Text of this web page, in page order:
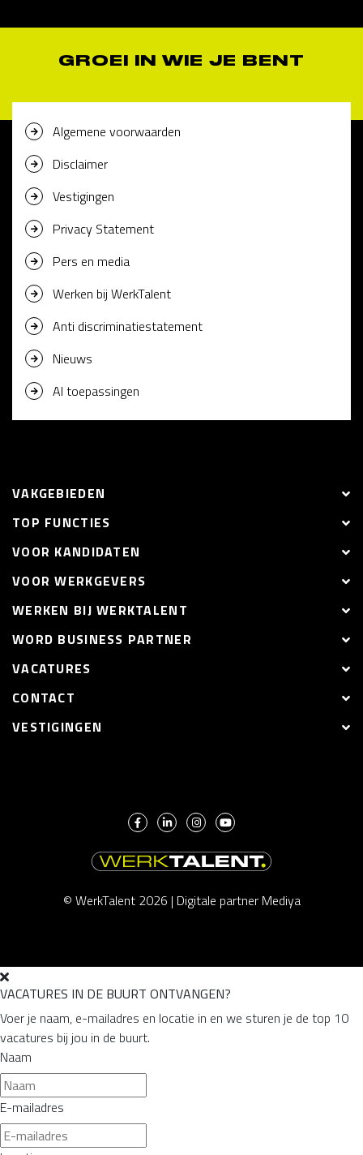
GROEI IN WIE JE BENT
Algemene voorwaarden
Disclaimer
Vestigingen
Privacy Statement
Pers en media
Werken bij WerkTalent
Anti discriminatiestatement
Nieuws
AI toepassingen
VAKGEBIEDEN
TOP FUNCTIES
VOOR KANDIDATEN
VOOR WERKGEVERS
WERKEN BIJ WERKTALENT
WORD BUSINESS PARTNER
VACATURES
CONTACT
VESTIGINGEN
© WerkTalent 2026 | Digitale partner Mediya
VACATURES IN DE BUURT ONTVANGEN?
Voer je naam, e-mailadres en locatie in en we sturen je de top 10
vacatures bij jou in de buurt.
Naam
E-mailadres